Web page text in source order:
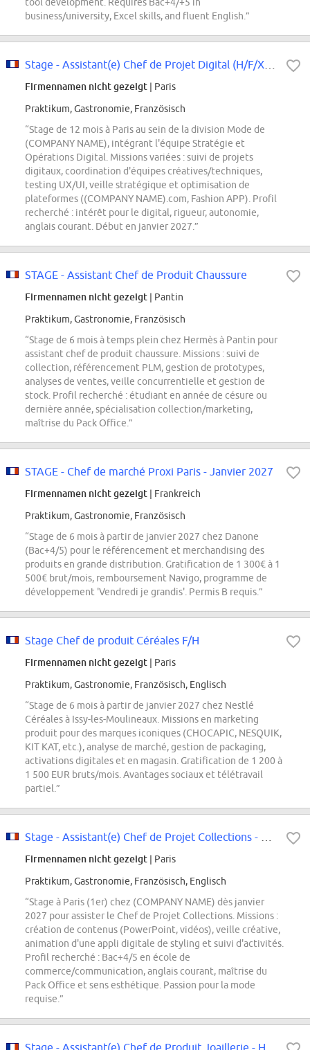
business/university, Excel skills, and fluent English.”
Firmennamen nicht gezeigt | Paris
Praktikum, Gastronomie, Französisch
“Stage de 12 mois à Paris au sein de la division Mode de
(COMPANY NAME), intégrant l'équipe Stratégie et
Opérations Digital. Missions variées : suivi de projets
digitaux, coordination d'équipes créatives/techniques,
testing UX/UI, veille stratégique et optimisation de
plateformes ((COMPANY NAME).com, Fashion APP). Profil
recherché : intérêt pour le digital, rigueur, autonomie,
anglais courant. Début en janvier 2027.”
STAGE - Assistant Chef de Produit Chaussure
Firmennamen nicht gezeigt | Pantin
Praktikum, Gastronomie, Französisch
“Stage de 6 mois à temps plein chez Hermès à Pantin pour
assistant chef de produit chaussure. Missions : suivi de
collection, référencement PLM, gestion de prototypes,
analyses de ventes, veille concurrentielle et gestion de
stock. Profil recherché : étudiant en année de césure ou
dernière année, spécialisation collection/marketing,
maîtrise du Pack Office.”
STAGE - Chef de marché Proxi Paris - Janvier 2027
Firmennamen nicht gezeigt | Frankreich
Praktikum, Gastronomie, Französisch
“Stage de 6 mois à partir de janvier 2027 chez Danone
(Bac+4/5) pour le référencement et merchandising des
produits en grande distribution. Gratification de 1 300€ à 1
500€ brut/mois, remboursement Navigo, programme de
développement 'Vendredi je grandis'. Permis B requis.”
Stage Chef de produit Céréales F/H
Firmennamen nicht gezeigt | Paris
Praktikum, Gastronomie, Französisch, Englisch
“Stage de 6 mois à partir de janvier 2027 chez Nestlé
Céréales à Issy-les-Moulineaux. Missions en marketing
produit pour des marques iconiques (CHOCAPIC, NESQUIK,
KIT KAT, etc.), analyse de marché, gestion de packaging,
activations digitales et en magasin. Gratification de 1 200 à
1 500 EUR bruts/mois. Avantages sociaux et télétravail
partiel.”
Firmennamen nicht gezeigt | Paris
Praktikum, Gastronomie, Französisch, Englisch
“Stage à Paris (1er) chez (COMPANY NAME) dès janvier
2027 pour assister le Chef de Projet Collections. Missions :
création de contenus (PowerPoint, vidéos), veille créative,
animation d'une appli digitale de styling et suivi d'activités.
Profil recherché : Bac+4/5 en école de
commerce/communication, anglais courant, maîtrise du
Pack Office et sens esthétique. Passion pour la mode
requise.”